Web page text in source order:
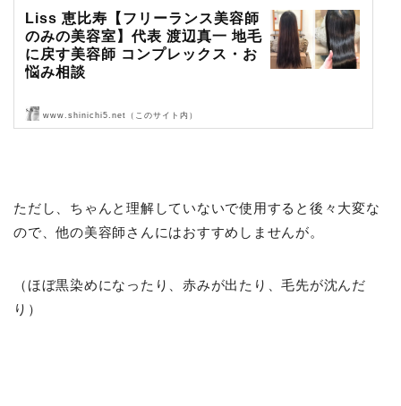
Liss 恵比寿【フリーランス美容師
のみの美容室】代表 渡辺真一 地毛
に戻す美容師 コンプレックス・お
悩み相談
Liss 恵比寿【フリーランス美容師のみの美容室】代表 渡辺真一 地毛
www.shinichi5.net（このサイト内）
ただし、ちゃんと理解していないで使用すると後々大変な
ので、他の美容師さんにはおすすめしませんが。
（ほぼ黒染めになったり、赤みが出たり、毛先が沈んだ
り）